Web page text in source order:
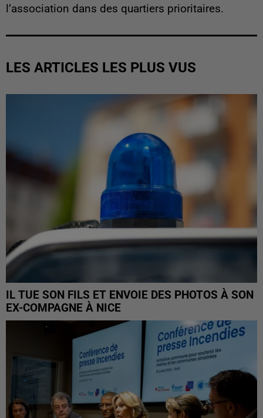
l’association dans des quartiers prioritaires.
LES ARTICLES LES PLUS VUS
IL TUE SON FILS ET ENVOIE DES PHOTOS À SON
EX-COMPAGNE À NICE